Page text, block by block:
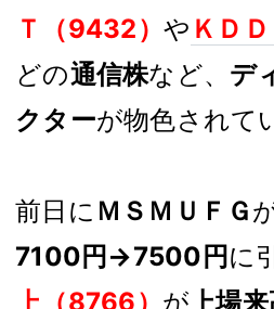
Ｔ（9432） や ＫＤＤ
どの通信株など、 デ
クターが物色されて
前日に ＭＳＭＵＦＧ
7100円→7500円に
上 （8766） が 上場